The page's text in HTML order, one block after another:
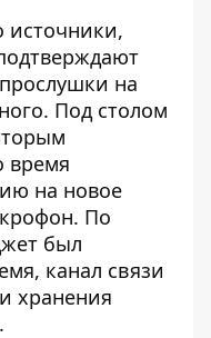
источники,
на
Под столом
время
на новое
По
был
канал связи
хранения